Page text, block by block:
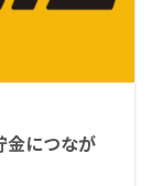
金につなが